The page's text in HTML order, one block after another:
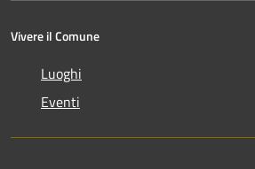
Vivere il Comune
Luoghi
Eventi